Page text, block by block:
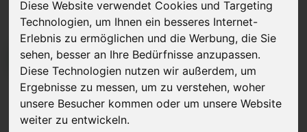
Diese Website verwendet Cookies und Targeting
Technologien, um Ihnen ein besseres Internet-
Erlebnis zu ermöglichen und die Werbung, die Sie
sehen, besser an Ihre Bedürfnisse anzupassen.
Diese Technologien nutzen wir außerdem, um
Ergebnisse zu messen, um zu verstehen, woher
unsere Besucher kommen oder um unsere Website
weiter zu entwickeln.
JETZT KOSTENLOSE BEWERTUNG
Kostenloses Angebotfür den Ankauf Ihres Autos inklusive der
Abholung, auf Wunsch sofort Geld. Ihre Daten werden nicht mit Dritten